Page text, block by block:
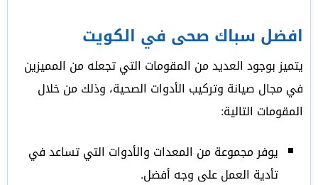
افضل سباك صحى في الكويت
يتميز بوجود العديد من المقومات التي تجعله من المميزين
في مجال صيانة وتركيب الأدوات الصحية، وذلك من خلال
المقومات التالية:
يوفر مجموعة من المعدات والأدوات التي تساعد في
تأدية العمل على وجه أفضل.